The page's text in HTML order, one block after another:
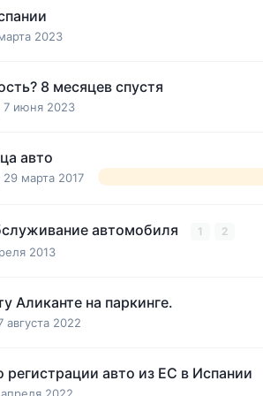
2023
8 месяцев спустя
7 июня 2023
авто
29 марта 2017
автомобиля 1 2
2013
Аликанте на паркинге.
августа 2022
регистрации авто из ЕС в Испании
2022